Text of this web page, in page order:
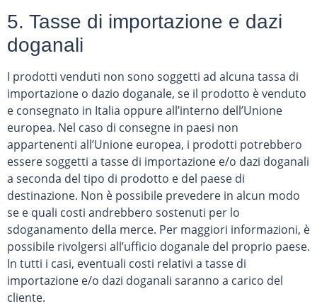
5. Tasse di importazione e dazi
doganali
I prodotti venduti non sono soggetti ad alcuna tassa di
importazione o dazio doganale, se il prodotto è venduto
e consegnato in Italia oppure all’interno dell’Unione
europea. Nel caso di consegne in paesi non
appartenenti all’Unione europea, i prodotti potrebbero
essere soggetti a tasse di importazione e/o dazi doganali
a seconda del tipo di prodotto e del paese di
destinazione. Non è possibile prevedere in alcun modo
se e quali costi andrebbero sostenuti per lo
sdoganamento della merce. Per maggiori informazioni, è
possibile rivolgersi all’ufficio doganale del proprio paese.
In tutti i casi, eventuali costi relativi a tasse di
importazione e/o dazi doganali saranno a carico del
cliente.